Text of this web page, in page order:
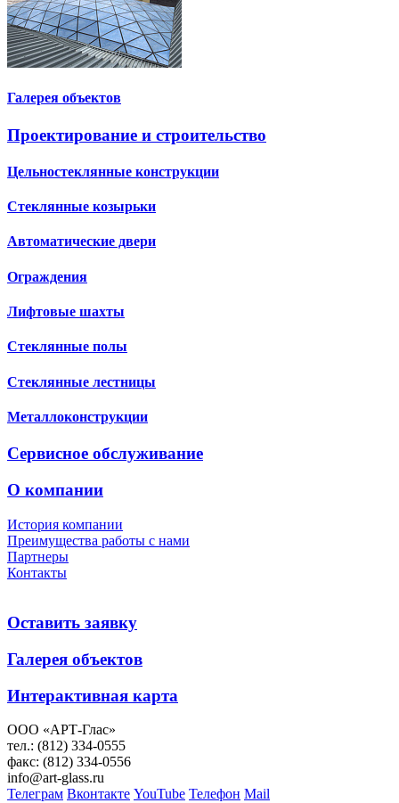
Галерея объектов
Проектирование и строительство
Цельностеклянные конструкции
Стеклянные козырьки
Автоматические двери
Ограждения
Лифтовые шахты
Стеклянные полы
Стеклянные лестницы
Металлоконструкции
Сервисное обслуживание
О компании
История компании
Преимущества работы с нами
Партнеры
Контакты
Оставить заявку
Галерея объектов
Интерактивная карта
ООО «АРТ-Глас»
тел.: (812) 334-0555
факс: (812) 334-0556
info@art-glass.ru
Телеграм Вконтакте YouTube Телефон Mail